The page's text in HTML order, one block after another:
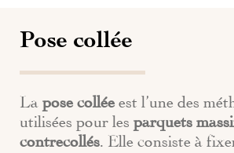
Pose collée
La pose collée est l’une des
utilisées pour les parquets
contrecollés . Elle consiste à